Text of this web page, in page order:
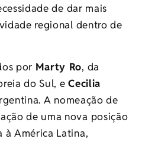
de dar mais
regional dentro de
por Marty Ro, da
do Sul, eCecilia
A nomeação de
de uma nova posição
à América Latina,